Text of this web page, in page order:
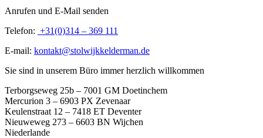
Anrufen und E-Mail senden
Telefon: +31(0)314 – 369 111
E-mail: kontakt@stolwijkkelderman.de
Sie sind in unserem Büro immer herzlich willkommen
Terborgseweg 25b – 7001 GM Doetinchem
Mercurion 3 – 6903 PX Zevenaar
Keulenstraat 12 – 7418 ET Deventer
Nieuweweg 273 – 6603 BN Wijchen
Niederlande